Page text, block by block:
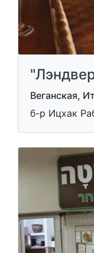
Веганская,
б-р Ицхак